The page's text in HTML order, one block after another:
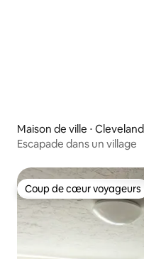
Maison de ville ⋅ Cleveland
Escapade dans un village
Coup de cœur voyageurs
Coup de cœur voyageurs